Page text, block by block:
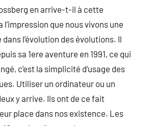
en arrive-t-il à cette
l’impression que nous vivons une
l’évolution des évolutions. Il
sa 1ere aventure en 1991, ce qui
c’est la simplicité d’usage des
Utiliser un ordinateur ou un
y arrive. Ils ont de ce fait
place dans nos existence. Les